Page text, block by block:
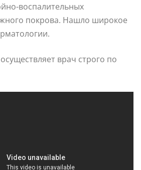
воспалительных
покрова. Нашло широкое
врач строго по